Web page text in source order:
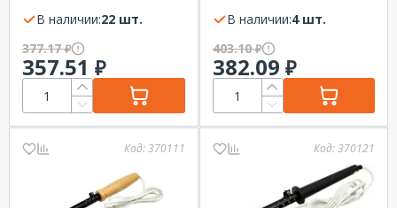
REXANT
В наличии:
22 шт.
377.17₽
357.51 ₽
230В, блистер
В наличии:
4 шт.
403.10₽
382.09 ₽
Код:370111 Код:370121